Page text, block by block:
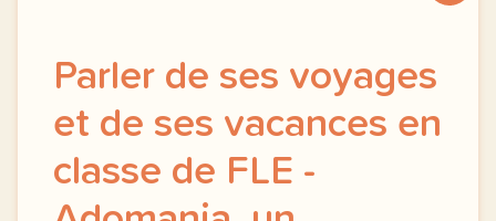
Parler de ses voyages
et de ses vacances en
classe de FLE -